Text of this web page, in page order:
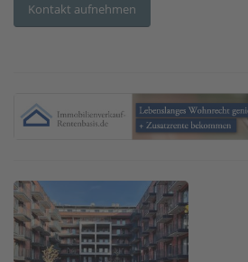
Kontakt aufnehmen